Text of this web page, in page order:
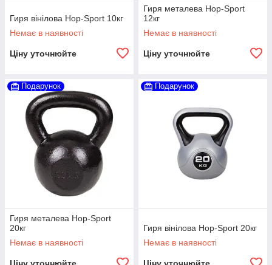
Гиря вінілова Hop-Sport 10кг
Немає в наявності
Ціну уточнюйте
Гиря металева Hop-Sport
12кг
Немає в наявності
Ціну уточнюйте
Подарунок
Гиря металева Hop-Sport
20кг
Немає в наявності
Подарунок
Гиря вінілова Hop-Sport 20кг
Немає в наявності